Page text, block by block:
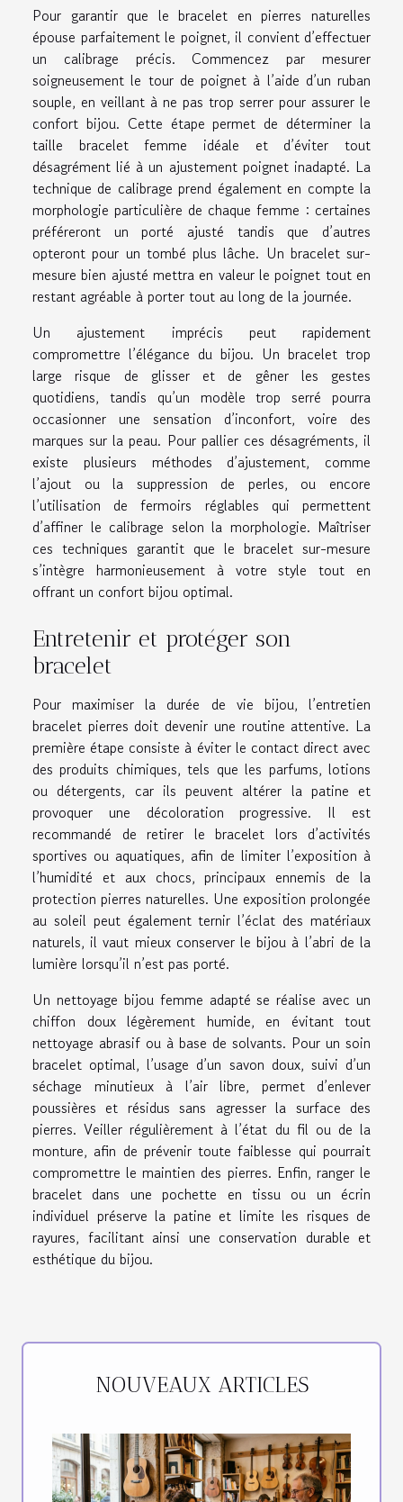
Pour garantir que le bracelet en pierres naturelles
épouse parfaitement le poignet, il convient d’effectuer
un calibrage précis. Commencez par mesurer
soigneusement le tour de poignet à l’aide d’un ruban
souple, en veillant à ne pas trop serrer pour assurer le
confort bijou. Cette étape permet de déterminer la
taille bracelet femme idéale et d’éviter tout
désagrément lié à un ajustement poignet inadapté. La
technique de calibrage prend également en compte la
morphologie particulière de chaque femme : certaines
préféreront un porté ajusté tandis que d’autres
opteront pour un tombé plus lâche. Un bracelet sur-
mesure bien ajusté mettra en valeur le poignet tout en
restant agréable à porter tout au long de la journée.
Un ajustement imprécis peut rapidement
compromettre l’élégance du bijou. Un bracelet trop
large risque de glisser et de gêner les gestes
quotidiens, tandis qu’un modèle trop serré pourra
occasionner une sensation d’inconfort, voire des
marques sur la peau. Pour pallier ces désagréments, il
existe plusieurs méthodes d’ajustement, comme
l’ajout ou la suppression de perles, ou encore
l’utilisation de fermoirs réglables qui permettent
d’affiner le calibrage selon la morphologie. Maîtriser
ces techniques garantit que le bracelet sur-mesure
s’intègre harmonieusement à votre style tout en
offrant un confort bijou optimal.
Entretenir et protéger son
bracelet
Pour maximiser la durée de vie bijou, l’entretien
bracelet pierres doit devenir une routine attentive. La
première étape consiste à éviter le contact direct avec
des produits chimiques, tels que les parfums, lotions
ou détergents, car ils peuvent altérer la patine et
provoquer une décoloration progressive. Il est
recommandé de retirer le bracelet lors d’activités
sportives ou aquatiques, afin de limiter l’exposition à
l’humidité et aux chocs, principaux ennemis de la
protection pierres naturelles. Une exposition prolongée
au soleil peut également ternir l’éclat des matériaux
naturels, il vaut mieux conserver le bijou à l’abri de la
lumière lorsqu’il n’est pas porté.
Un nettoyage bijou femme adapté se réalise avec un
chiffon doux légèrement humide, en évitant tout
nettoyage abrasif ou à base de solvants. Pour un soin
bracelet optimal, l’usage d’un savon doux, suivi d’un
séchage minutieux à l’air libre, permet d’enlever
poussières et résidus sans agresser la surface des
pierres. Veiller régulièrement à l’état du fil ou de la
monture, afin de prévenir toute faiblesse qui pourrait
compromettre le maintien des pierres. Enfin, ranger le
bracelet dans une pochette en tissu ou un écrin
individuel préserve la patine et limite les risques de
rayures, facilitant ainsi une conservation durable et
esthétique du bijou.
NOUVEAUX ARTICLES